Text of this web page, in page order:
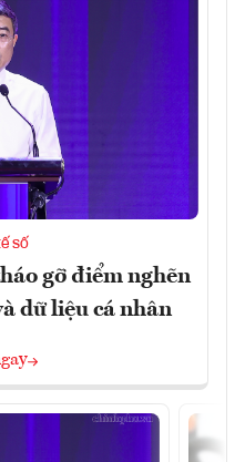
số
gỡ điểm nghẽn
dữ liệu cá nhân